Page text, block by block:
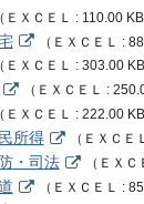
（ ＥＸＣＥＬ 110.00 KB
（ ＥＸＣＥＬ
（ ＥＸＣＥＬ 303.00 KB
（ ＥＸＣＥＬ
（ ＥＸＣＥＬ 222.00 KB
所得 （ ＥＸＣＥ
・司法 （ ＥＸＣ
（ ＥＸＣＥＬ